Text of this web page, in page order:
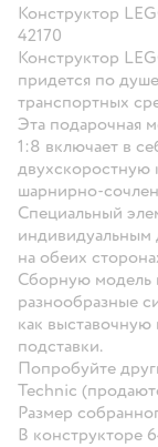
Конструктор
42170
Конструктор
придется по
транспортных
Эта подарочная
1:8 включает в
двухскоростную
шарнирно-
Специальный
индивидуальным
на обеих
Сборную модель
разнообразные
как
подставки.
Попробуйте
Technic
Размер
В конструкторе